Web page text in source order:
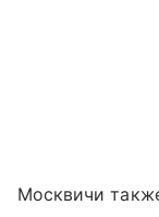
Москвичи